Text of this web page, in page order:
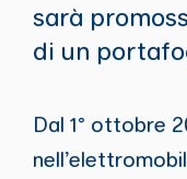
sarà
di un
Dal 1° ottobre